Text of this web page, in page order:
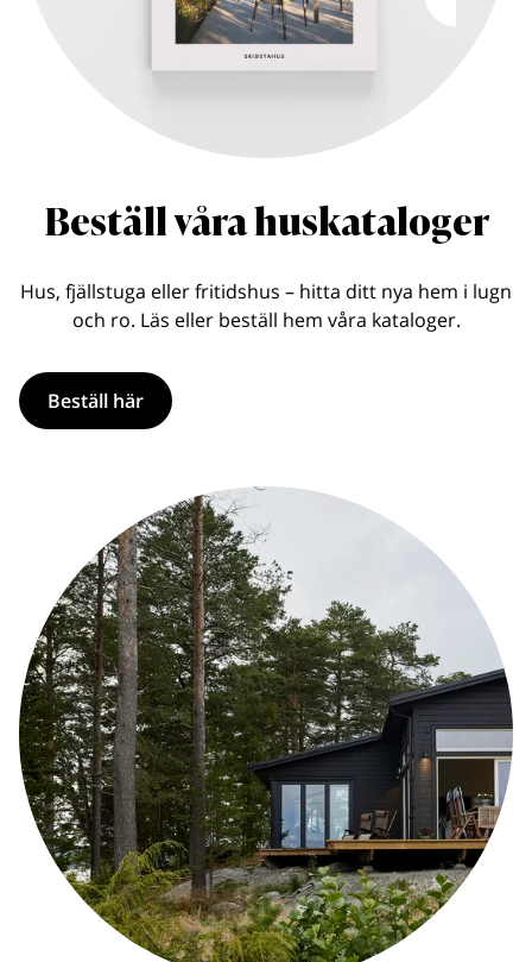
Beställ våra huskataloger
Hus, fjällstuga eller fritidshus – hitta ditt nya hem i lugn
och ro. Läs eller beställ hem våra kataloger.
Beställ här